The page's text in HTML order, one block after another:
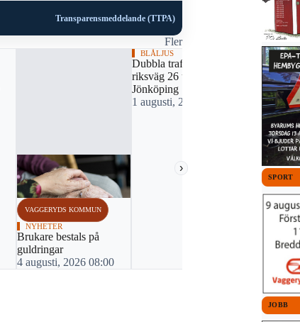
Transparensmeddelande (TTPA)
Fler
›
VAGGERYDS KOMMUN
NYHETER
Brukare bestals på
guldringar
4 augusti, 2026 08:00
BLÅLJUS
Dubbla trafikolyckor på
riksväg 26 utanför
Jönköping
1 augusti, 2026 14:11
Incident
tågtrafiken
31 juli,
SPORT
JOBB